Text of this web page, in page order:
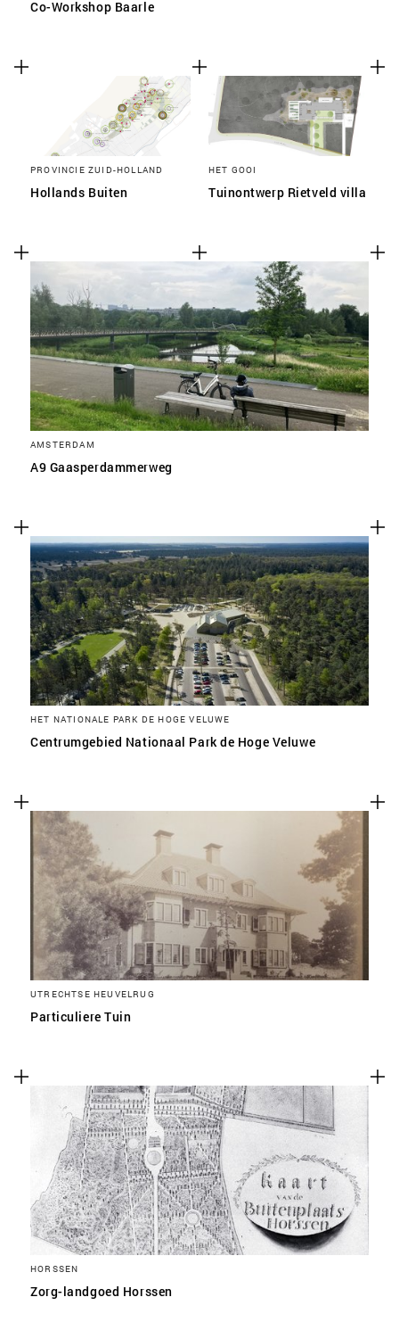
Co-Workshop Baarle
PROVINCIE ZUID-HOLLAND
Hollands Buiten
HET GOOI
Tuinontwerp Rietveld villa
AMSTERDAM
A9 Gaasperdammerweg
HET NATIONALE PARK DE HOGE VELUWE
Centrumgebied Nationaal Park de Hoge Veluwe
UTRECHTSE HEUVELRUG
Particuliere Tuin
HORSSEN
Zorg-landgoed Horssen